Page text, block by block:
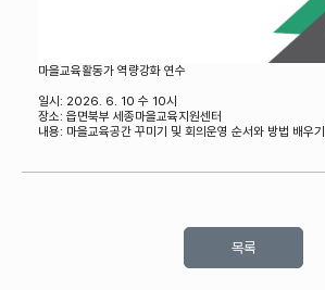
마을교육활동가 역량강화 연수
일시: 2026. 6. 10 수 10시
장소: 읍면북부 세종마을교육지원센터
내용: 마을교육공간 꾸미기 및 회의운영 순서와 방법 배우기
목록